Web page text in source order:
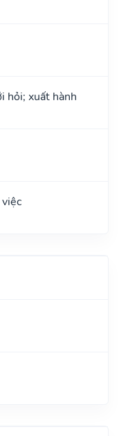
hỏi; xuất hành